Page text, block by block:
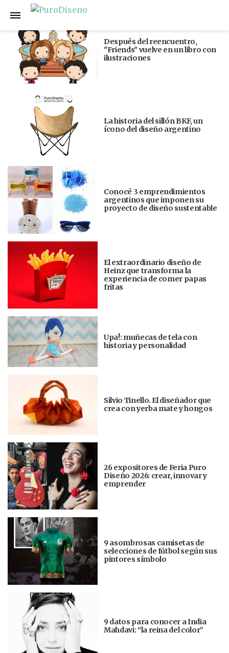
Anterior
Después del reencuentro,
"Friends" vuelve en un libro con
ilustraciones
La historia del sillón BKF, un
ícono del diseño argentino
Conocé 3 emprendimientos
argentinos que imponen su
proyecto de diseño sustentable
El extraordinario diseño de
Heinz que transforma la
experiencia de comer papas
fritas
Upa!: muñecas de tela con
historia y personalidad
Silvio Tinello. El diseñador que
crea con yerba mate y hongos
26 expositores de Feria Puro
Diseño 2026: crear, innovar y
emprender
9 asombrosas camisetas de
selecciones de fútbol según sus
pintores símbolo
9 datos para conocer a India
Mahdavi: “la reina del color”
Siguiente